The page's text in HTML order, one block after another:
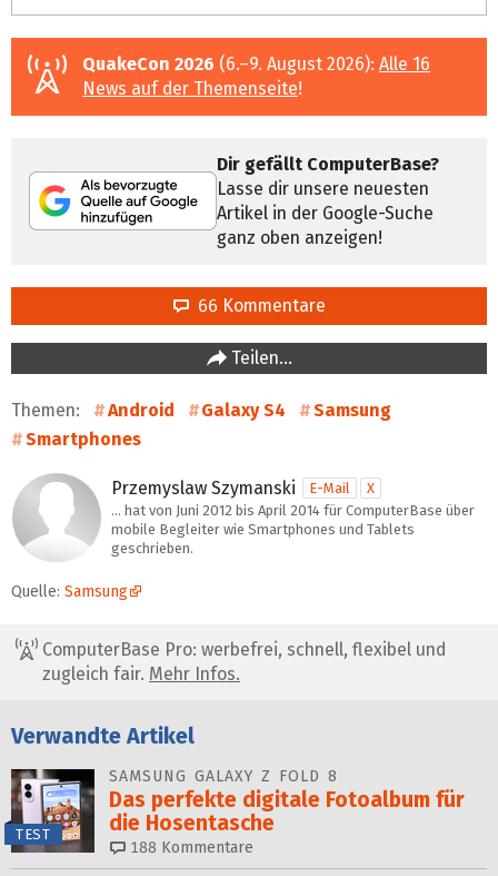
QuakeCon 2026 (6.–9. August 2026): Alle 16
News auf der Themenseite!
Dir gefällt ComputerBase?
Lasse dir unsere neuesten
Artikel in der Google-Suche
ganz oben anzeigen!
66 Kommentare
Teilen…
Themen: Android Galaxy S4
Samsung
Smartphones
Przemyslaw Szymanski E-Mail
X
… hat von Juni 2012 bis April 2014 für ComputerBase über
mobile Begleiter wie Smartphones und Tablets
geschrieben.
Quelle: Samsung
ComputerBase Pro: werbefrei, schnell, flexibel und
zugleich fair. Mehr Infos.
Verwandte Artikel
TEST
SAMSUNG GALAXY Z FOLD 8
Das perfekte digitale Foto­al­bum für
die Hosentasche
188 Kommentare